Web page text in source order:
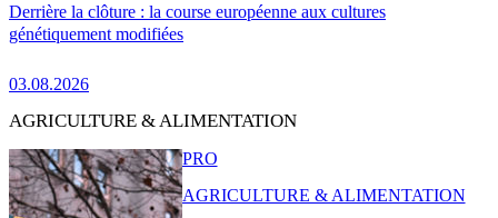
Derrière la clôture : la course européenne aux cultures
génétiquement modifiées
03.08.2026
AGRICULTURE & ALIMENTATION
PRO
AGRICULTURE & ALIMENTATION